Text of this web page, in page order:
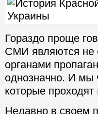
Гораздо проще
СМИ являются не
органами
однозначно. И мы
которые проходят
Недавно в своем